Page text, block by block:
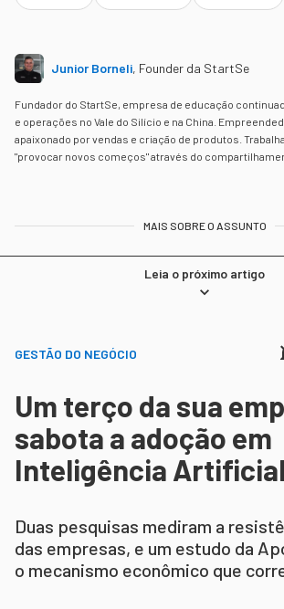
Junior Borneli, Founder da StartSe
Fundador do StartSe, empresa de educação
e operações no Vale do Silício e na China.
apaixonado por vendas e criação de produtos.
"provocar novos começos" através do
MAIS SOBRE O ASSUNTO
Leia o próximo artigo
GESTÃO DO NEGÓCIO
Um terço da sua
sabota a adoção em
Inteligência Artificial
Duas pesquisas mediram a
das empresas, e um estudo da
o mecanismo econômico que